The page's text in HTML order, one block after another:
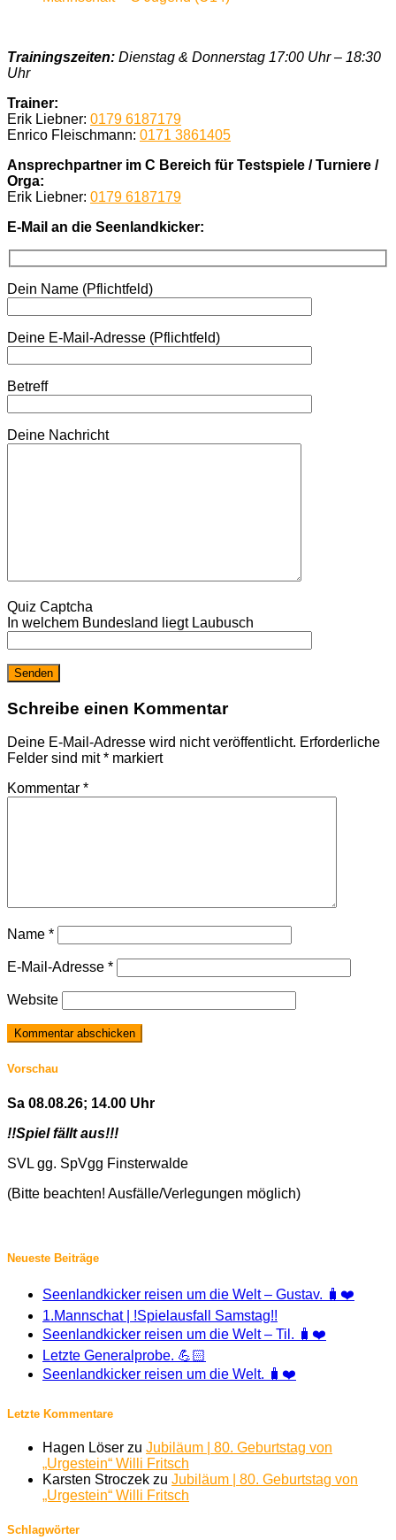
Trainingszeiten: Dienstag & Donnerstag 17:00 Uhr – 18:30
Uhr
Trainer:
Erik Liebner: 0179 6187179
Enrico Fleischmann: 0171 3861405
Ansprechpartner im C Bereich für Testspiele / Turniere /
Orga:
Erik Liebner: 0179 6187179
E-Mail an die Seenlandkicker:
Dein Name (Pflichtfeld)
Deine E-Mail-Adresse (Pflichtfeld)
Betreff
Deine Nachricht
Quiz Captcha
In welchem Bundesland liegt Laubusch
Schreibe einen Kommentar
Deine E-Mail-Adresse wird nicht veröffentlicht. Erforderliche
Felder sind mit* markiert
Kommentar *
Name *
E-Mail-Adresse *
Website
Vorschau
Sa 08.08.26; 14.00 Uhr
!!Spiel fällt aus!!!
SVL gg. SpVgg Finsterwalde
(Bitte beachten! Ausfälle/Verlegungen möglich)
Neueste Beiträge
Seenlandkicker reisen um die Welt – Gustav. 🧳❤️
1.Mannschat | !Spielausfall Samstag!!
Seenlandkicker reisen um die Welt – Til. 🧳❤️
Letzte Generalprobe. 💪🏻
Seenlandkicker reisen um die Welt. 🧳❤️
Letzte Kommentare
Hagen Löser zu Jubiläum | 80. Geburtstag von
„Urgestein“ Willi Fritsch
Karsten Stroczek zu Jubiläum | 80. Geburtstag von
„Urgestein“ Willi Fritsch
Schlagwörter